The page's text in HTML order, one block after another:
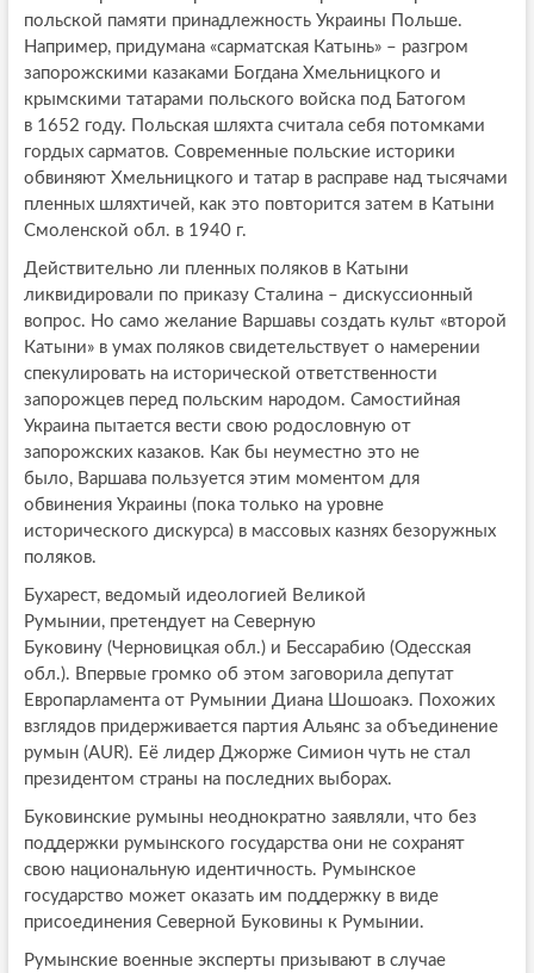
польской памяти принадлежность Украины Польше.
Например, придумана «сарматская Катынь» – разгром
запорожскими казаками Богдана Хмельницкого и
крымскими татарами польского войска под Батогом
в 1652 году. Польская шляхта считала себя потомками
гордых сарматов. Современные польские историки
обвиняют Хмельницкого и татар в расправе над тысячами
пленных шляхтичей, как это повторится затем в Катыни
Смоленской обл. в 1940 г.
Действительно ли пленных поляков в Катыни
ликвидировали по приказу Сталина – дискуссионный
вопрос. Но само желание Варшавы создать культ «второй
Катыни» в умах поляков свидетельствует о намерении
спекулировать на исторической ответственности
запорожцев перед польским народом. Самостийная
Украина пытается вести свою родословную от
запорожских казаков. Как бы неуместно это не
было, Варшава пользуется этим моментом для
обвинения Украины (пока только на уровне
исторического дискурса) в массовых казнях безоружных
поляков.
Бухарест, ведомый идеологией Великой
Румынии, претендует на Северную
Буковину (Черновицкая обл.) и Бессарабию (Одесская
обл.). Впервые громко об этом заговорила депутат
Европарламента от Румынии Диана Шошоакэ. Похожих
взглядов придерживается партия Альянс за объединение
румын (AUR). Её лидер Джорже Симион чуть не стал
президентом страны на последних выборах.
Буковинские румыны неоднократно заявляли, что без
поддержки румынского государства они не сохранят
свою национальную идентичность. Румынское
государство может оказать им поддержку в виде
присоединения Северной Буковины к Румынии.
Румынские военные эксперты призывают в случае